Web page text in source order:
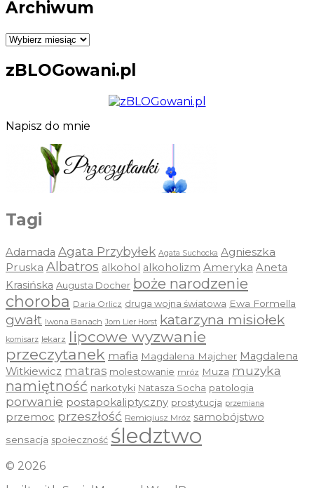
Archiwum
Archiwum
zBLOGowani.pl
Napisz do mnie
Tagi
Adamada Agata Przybyłek Agata Suchocka Agnieszka
Pruska Albatros alkohol alkoholizm Ameryka Aneta
Krasińska Augusta Docher boże narodzenie
choroba Daria Orlicz druga wojna światowa Ewa Formella
gwałt Iwona Banach Jorn Lier Horst katarzyna misiołek
komisarz lekarz lipcowe wyzwanie
przeczytanek mafia Magdalena Majcher Magdalena
Witkiewicz matras molestowanie mróz Muza muzyka
namiętność narkotyki Natasza Socha patologia
porwanie postapokaliptyczny prostytucja przemiana
przemoc przeszłość Remigiusz Mróz samobójstwo
sensacja społeczność śledztwo
© 2026